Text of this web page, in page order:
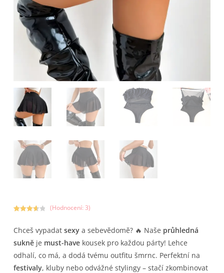
no
3.67z
základě
hodnocen
í
(Hodnocení:3)
Chceš vypadat sexya sebevědomě? 🔥 Naše průhledná
sukněje must-havekousek pro každou párty! Lehce
odhalí, co má, a dodá tvému outfitu šmrnc. Perfektní na
festivaly, kluby nebo odvážné stylingy – stačí zkombinovat